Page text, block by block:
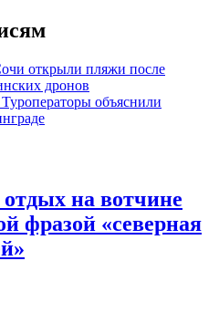
открыли пляжи после
дронов
объяснили
на вотчине
фразой «северная